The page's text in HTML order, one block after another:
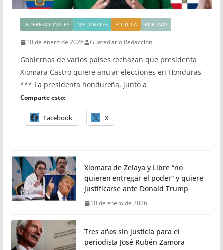
INTERNACIONALES NACIONALES POLÍTICA PORTADA
10 de enero de 2026 Guatediario Redaccion
Gobiernos de varios países rechazan que presidenta
Xiomara Castro quiere anular elecciones en Honduras
*** La presidenta hondureña, junto a
Comparte esto:
Facebook X
Xiomara de Zelaya y Libre “no
quieren entregar el poder” y quiere
justificarse ante Donald Trump
10 de enero de 2026
Tres años sin justicia para el
periodista José Rubén Zamora